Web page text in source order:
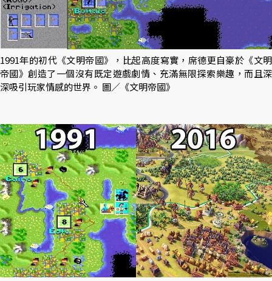
1991年的初代《文明帝國》，比起高度寫實，席德更自豪於《文明
帝國》創造了一個沒有既定遊戲劇情、充滿無限探索樂趣，而且深
深吸引玩家情感的世界。 圖／《文明帝國》